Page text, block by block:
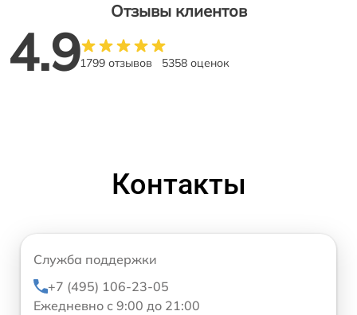
Отзывы клиентов
4.91799 отзывов 5358 оценок
Контакты
Служба поддержки
+7 (495) 106-23-05
Ежедневно с 9:00 до 21:00